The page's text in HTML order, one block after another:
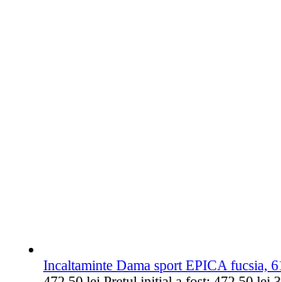
Incaltaminte Dama sport EPICA fucsia,